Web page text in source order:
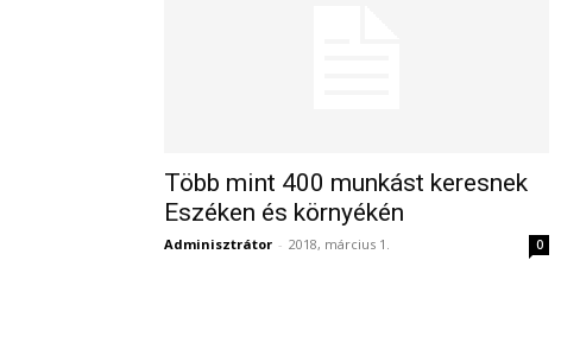
Több mint 400 munkást keresnek
Eszéken és környékén
Adminisztrátor - 2018, március 1. 0